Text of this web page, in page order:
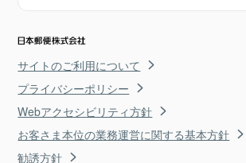
サイトのご利用について
プライバシーポリシー
Webアクセシビリティ方針
お客さま本位の業務運営に関する基本方針
勧誘方針